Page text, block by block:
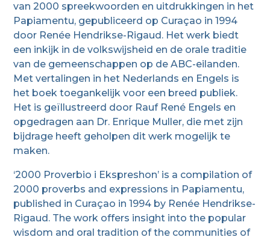
van 2000 spreekwoorden en uitdrukkingen in het
Papiamentu, gepubliceerd op Curaçao in 1994
door Renée Hendrikse-Rigaud. Het werk biedt
een inkijk in de volkswijsheid en de orale traditie
van de gemeenschappen op de ABC-eilanden.
Met vertalingen in het Nederlands en Engels is
het boek toegankelijk voor een breed publiek.
Het is geïllustreerd door Rauf René Engels en
opgedragen aan Dr. Enrique Muller, die met zijn
bijdrage heeft geholpen dit werk mogelijk te
maken.
‘2000 Proverbio i Ekspreshon’ is a compilation of
2000 proverbs and expressions in Papiamentu,
published in Curaçao in 1994 by Renée Hendrikse-
Rigaud. The work offers insight into the popular
wisdom and oral tradition of the communities of